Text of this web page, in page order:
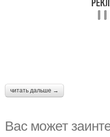
читать дальше →
Вас может